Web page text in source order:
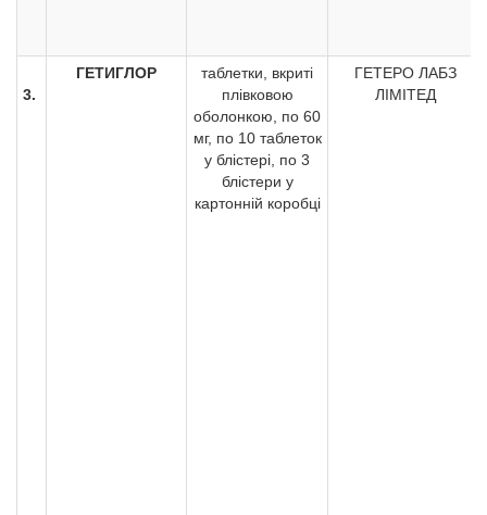
3.
ГЕТИГЛОР
таблетки, вкриті
плівковою
оболонкою, по 60
мг, по 10 таблеток
у блістері, по 3
блістери у
картонній коробці
ГЕТЕРО ЛАБЗ
ЛІМІТЕД